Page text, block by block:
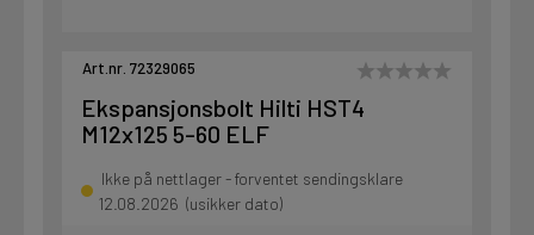
Art.nr. 72329065
Ekspansjonsbolt Hilti HST4
M12x125 5-60 ELF
Ikke på nettlager - forventet sendingsklare
12.08.2026 (usikker dato)